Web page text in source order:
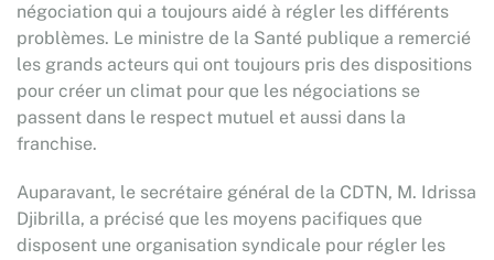
négociation qui a toujours aidé à régler les différents
problèmes. Le ministre de la Santé publique a remercié
les grands acteurs qui ont toujours pris des dispositions
pour créer un climat pour que les négociations se
passent dans le respect mutuel et aussi dans la
franchise.
Auparavant, le secrétaire général de la CDTN, M. Idrissa
Djibrilla, a précisé que les moyens pacifiques que
disposent une organisation syndicale pour régler les